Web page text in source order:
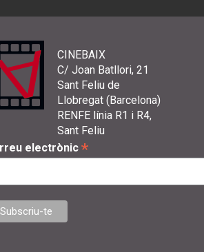
CINEBAIX
C/ Joan Batllori, 21
Sant Feliu de
Llobregat (Barcelona)
RENFE línia R1 i R4,
Sant Feliu
electrònic *